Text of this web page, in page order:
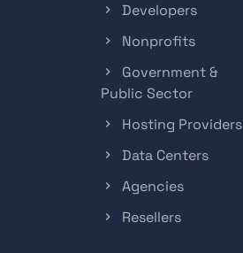
Developers
Nonprofits
Government &
Public Sector
Hosting Providers
Data Centers
Agencies
Resellers